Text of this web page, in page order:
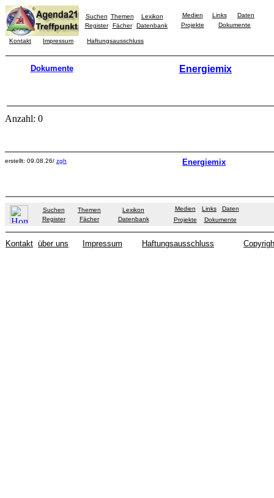
Suchen Themen
Lexikon
Register
Fächer Datenbank
Medien Links
Daten
Projekte
Dokumente
Kontakt Impressum Haftungsausschluss
Dokumente Energiemix
Anzahl: 0
erstellt: 09.08.26/ zgh Energiemix
Suchen Themen
Lexikon
Register
Fächer Datenbank
Medien Links
Daten
Projekte
Dokumente
Kontakt über uns Impressum Haftungsausschluss